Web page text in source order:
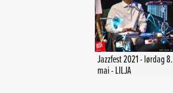
Jazzfest 2021 - lørdag 8.
mai - LILJA